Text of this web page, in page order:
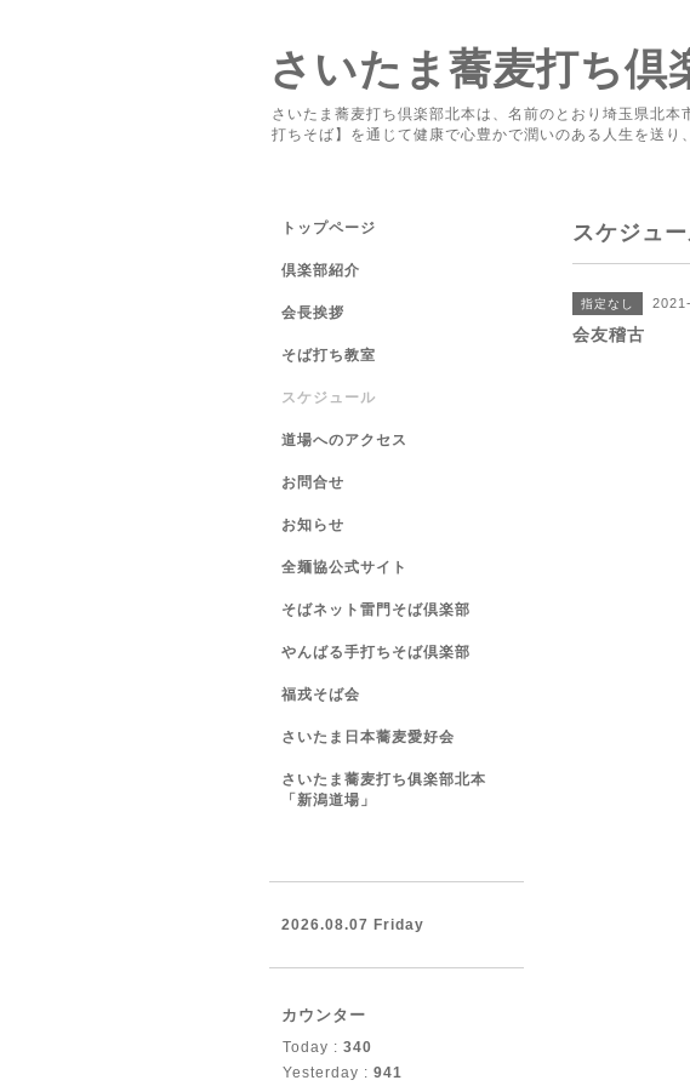
さいたま蕎麦打ち倶
さいたま蕎麦打ち倶楽部北本は、名前のとおり埼玉県北
打ちそば】を通じて健康で心豊かで潤いのある人生を送
スケジュ
指定なし
会友稽古
トップページ
倶楽部紹介
会長挨拶
そば打ち教室
スケジュール
道場へのアクセス
お問合せ
お知らせ
全麺協公式サイト
そばネット雷門そば倶楽部
やんばる手打ちそば倶楽部
福戎そば会
さいたま日本蕎麦愛好会
さいたま蕎麦打ち俱楽部北本
「新潟道場」
2026.08.07 Friday
カウンター
Today : 340
Yesterday : 941